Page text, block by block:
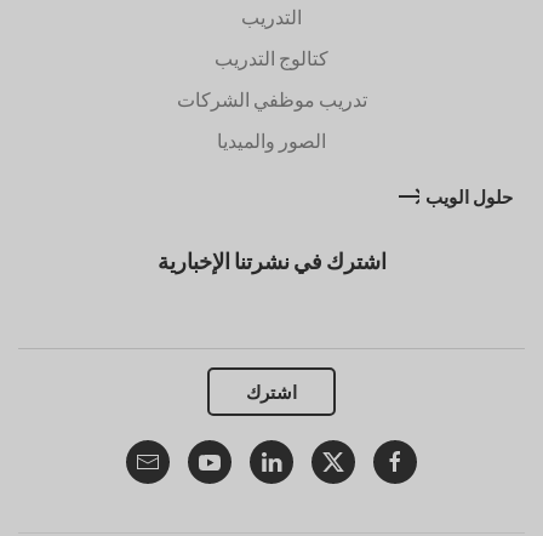
التدريب
كتالوج التدريب
تدريب موظفي الشركات
الصور والميديا
حلول الويب
اشترك في نشرتنا الإخبارية
اشترك